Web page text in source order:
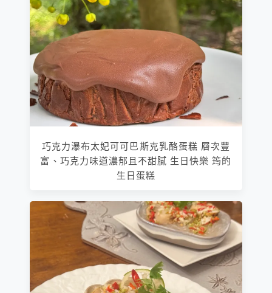
巧克力瀑布太妃可可巴斯克乳酪蛋糕 層次豐
富、巧克力味道濃郁且不甜膩 生日快樂 筠的
生日蛋糕